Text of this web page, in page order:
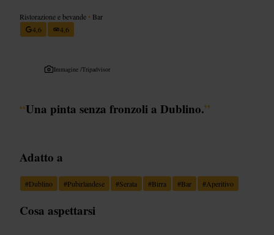
Ristorazione e bevande • Bar
4,6
4,6
Immagine /Tripadvisor
“Una pinta senza fronzoli a Dublino.”
Adatto a
#Dublino #Pubirlandese #Serata #Birra #Bar #Aperitivo
Cosa aspettarsi